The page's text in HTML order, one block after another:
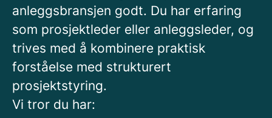
anleggsbransjen godt. Du har erfaring
som prosjektleder eller anleggsleder, og
trives med å kombinere praktisk
forståelse med strukturert
prosjektstyring.
Vi tror du har: